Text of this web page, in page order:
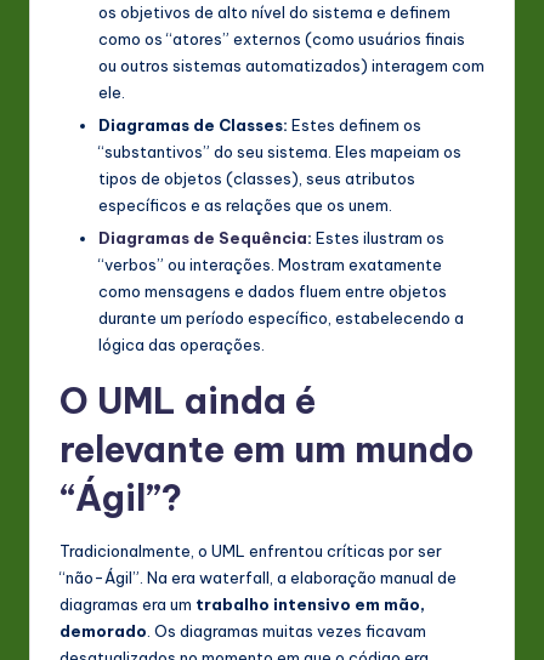
os objetivos de alto nível do sistema e definem
como os “atores” externos (como usuários finais
ou outros sistemas automatizados) interagem com
ele.
Diagramas de Classes: Estes definem os
“substantivos” do seu sistema. Eles mapeiam os
tipos de objetos (classes), seus atributos
específicos e as relações que os unem.
Diagramas de Sequência: Estes ilustram os
“verbos” ou interações. Mostram exatamente
como mensagens e dados fluem entre objetos
durante um período específico, estabelecendo a
lógica das operações.
O UML ainda é
relevante em um mundo
“Ágil”?
Tradicionalmente, o UML enfrentou críticas por ser
“não-Ágil”. Na era waterfall, a elaboração manual de
diagramas era um trabalho intensivo em mão,
demorado . Os diagramas muitas vezes ficavam